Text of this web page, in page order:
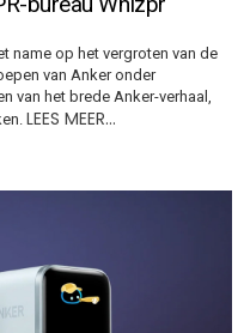
name op het vergroten van de
van Anker onder
van het brede Anker-verhaal,
LEES MEER…